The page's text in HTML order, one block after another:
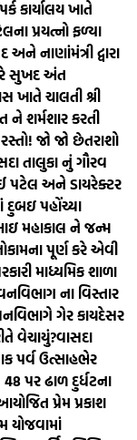
કાર્યાલય ખાતે
પ્રયત્નો ફળ્યા
નાણાંમંત્રી દ્વારા
સુખદ અંત
ખાતે ચાલતી શ્રી
ને શર્મશાર કરતી
જો જો છેતરાશો
તાલુકા નું ગૌરવ
પટેલ અને ડાયરેક્ટર
પહોંચ્યા
મહાકાલ ને જન્મ
પૂર્ણ કરે એવી
માધ્યમિક શાળા
ના વિસ્તાર
ગેર કાયદેસર
વેચાયું?વાસદા
પર્વ ઉત્સાહભેર
પર ઢાળ દુર્ધટના
પ્રેમ પ્રકાશ
યોજવામાં